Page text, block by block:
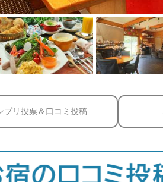
プリ投票＆口コミ投稿